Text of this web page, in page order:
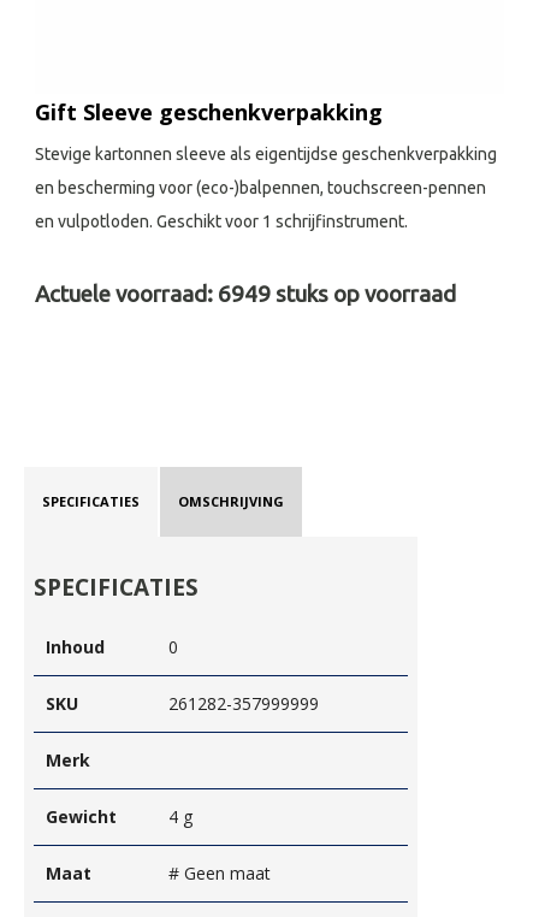
Gift Sleeve geschenkverpakking
Stevige kartonnen sleeve als eigentijdse geschenkverpakking
en bescherming voor (eco-)balpennen, touchscreen-pennen
en vulpotloden. Geschikt voor 1 schrijfinstrument.
Actuele voorraad: 6949 stuks op voorraad
SPECIFICATIES OMSCHRIJVING
SPECIFICATIES
Inhoud 0
SKU 261282-357999999
Merk
Gewicht 4 g
Maat # Geen maat